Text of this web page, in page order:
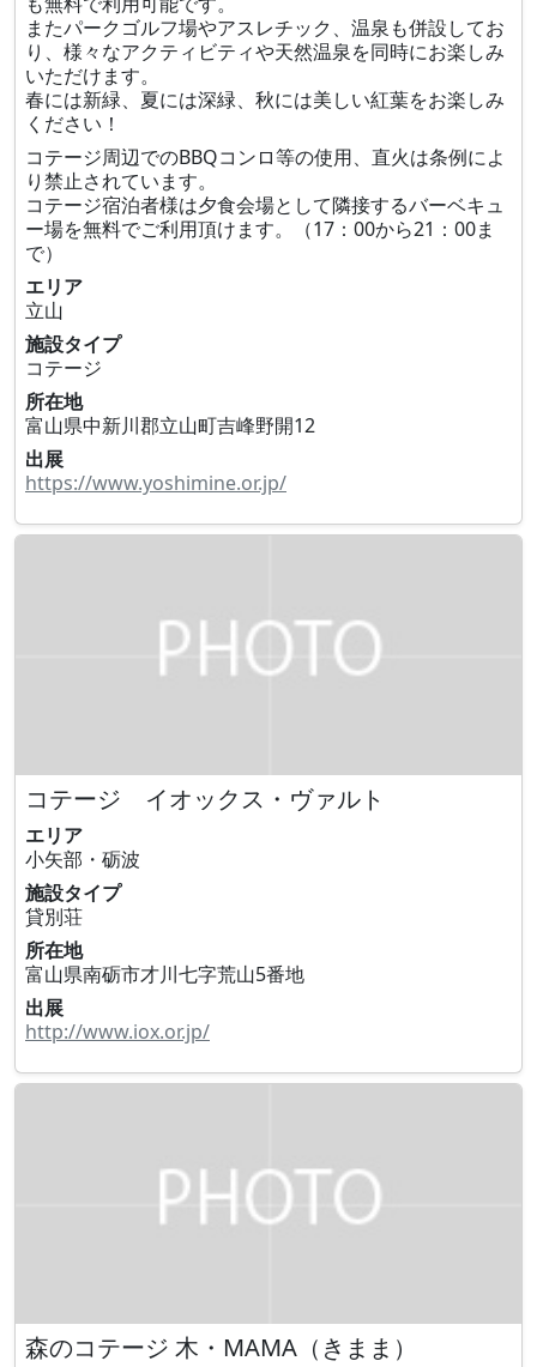
またパークゴルフ場やアスレチック、温泉も併設してお
り、様々なアクティビティや天然温泉を同時にお楽しみ
いただけます。
春には新緑、夏には深緑、秋には美しい紅葉をお楽しみ
ください！
コテージ周辺でのBBQコンロ等の使用、直火は条例によ
り禁止されています。
コテージ宿泊者様は夕食会場として隣接するバーベキュ
ー場を無料でご利用頂けます。（17：00から21：00ま
で）
エリア
立山
施設タイプ
コテージ
所在地
富山県中新川郡立山町吉峰野開12
出展
https://www.yoshimine.or.jp/
コテージ イオックス・ヴァルト
エリア
小矢部・砺波
施設タイプ
貸別荘
所在地
富山県南砺市才川七字荒山5番地
出展
http://www.iox.or.jp/
森のコテージ 木・MAMA（きまま）